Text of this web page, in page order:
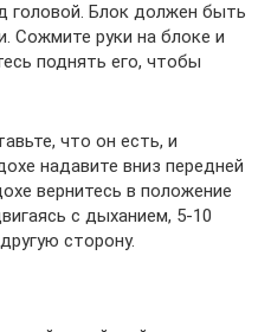
головой. Блок должен быть
Сожмите руки на блоке и
поднять его, чтобы
что он есть, и
надавите вниз передней
вернитесь в положение
с дыханием, 5-10
сторону.